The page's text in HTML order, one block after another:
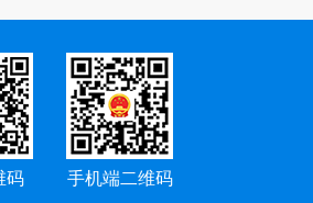
码 手机端二维码